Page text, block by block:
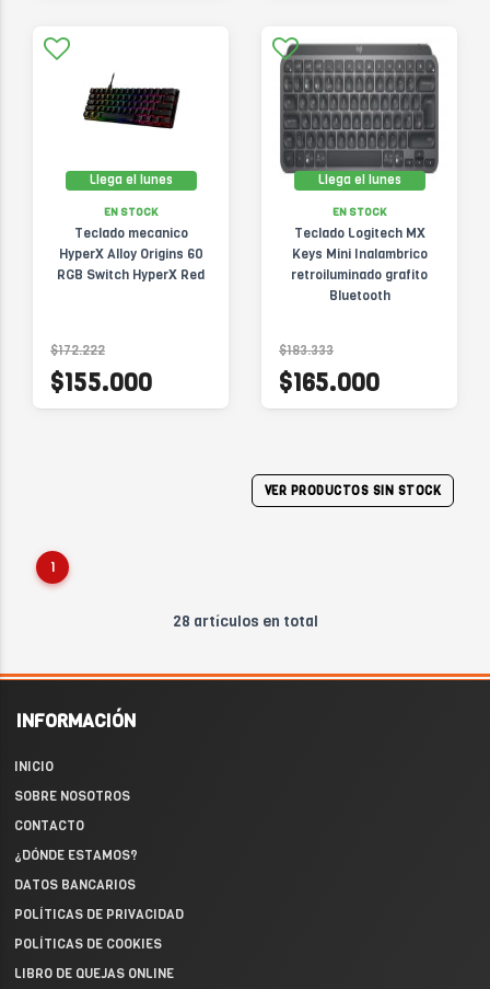
Llega el lunes
EN STOCK
Teclado mecanico
HyperX Alloy Origins 60
RGB Switch HyperX Red
$172.222
$155.000
Llega el lunes
EN STOCK
Teclado Logitech MX
Keys Mini Inalambrico
retroiluminado grafito
Bluetooth
$183.333
$165.000
VER PRODUCTOS SIN STOCK
1
28 artículos en total
INFORMACIÓN
INICIO
SOBRE NOSOTROS
CONTACTO
¿DÓNDE ESTAMOS?
DATOS BANCARIOS
POLÍTICAS DE PRIVACIDAD
POLÍTICAS DE COOKIES
LIBRO DE QUEJAS ONLINE